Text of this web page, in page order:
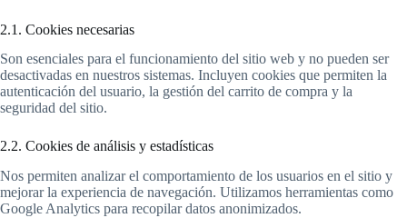
2.1. Cookies necesarias
Son esenciales para el funcionamiento del sitio web y no pueden ser
desactivadas en nuestros sistemas. Incluyen cookies que permiten la
autenticación del usuario, la gestión del carrito de compra y la
seguridad del sitio.
2.2. Cookies de análisis y estadísticas
Nos permiten analizar el comportamiento de los usuarios en el sitio y
mejorar la experiencia de navegación. Utilizamos herramientas como
Google Analytics para recopilar datos anonimizados.